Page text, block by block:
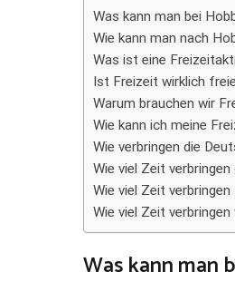
Was kann man bei
Wie kann man nach
Was ist eine
Ist Freizeit wirklich
Warum brauchen wir
Wie kann ich meine
Wie verbringen die
Wie viel Zeit
Wie viel Zeit
Wie viel Zeit
Was kann man